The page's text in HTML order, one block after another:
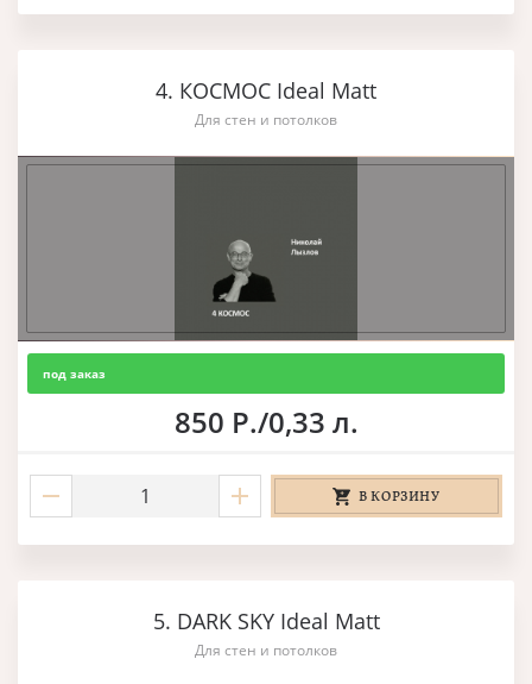
4. КОСМОС Ideal Matt
Для стен и потолков
под заказ
850 Р./0,33 л.
В КОРЗИНУ
5. DARK SKY Ideal Matt
Для стен и потолков